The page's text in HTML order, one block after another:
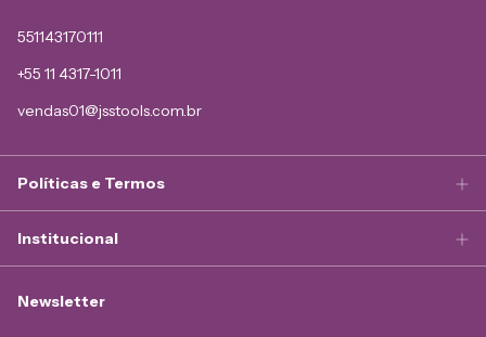
551143170111
+55 11 4317-1011
vendas01@jsstools.com.br
Políticas e Termos
Institucional
Newsletter